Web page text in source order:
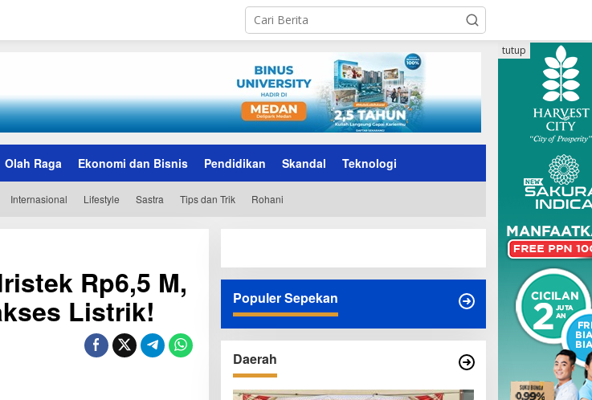
Olah Raga Ekonomi dan Bisnis Pendidikan Skandal Teknologi
Internasional Lifestyle Sastra Tips dan Trik Rohani
tutup
Rp6,5 M,
Listrik! Populer Sepekan
Daerah